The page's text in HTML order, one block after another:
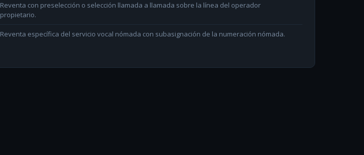
Reventa con preselección o selección llamada a llamada sobre la línea del operador
propietario.
Reventa específica del servicio vocal nómada con subasignación de la numeración nómada.